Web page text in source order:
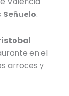
Señuelo.
en el
arroces y